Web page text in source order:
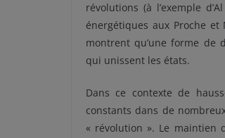
révolutions (à l’exemple
énergétiques aux Proche
montrent qu’une forme de
qui unissent les états.
Dans ce contexte de
constants dans de
« révolution ». Le maintien